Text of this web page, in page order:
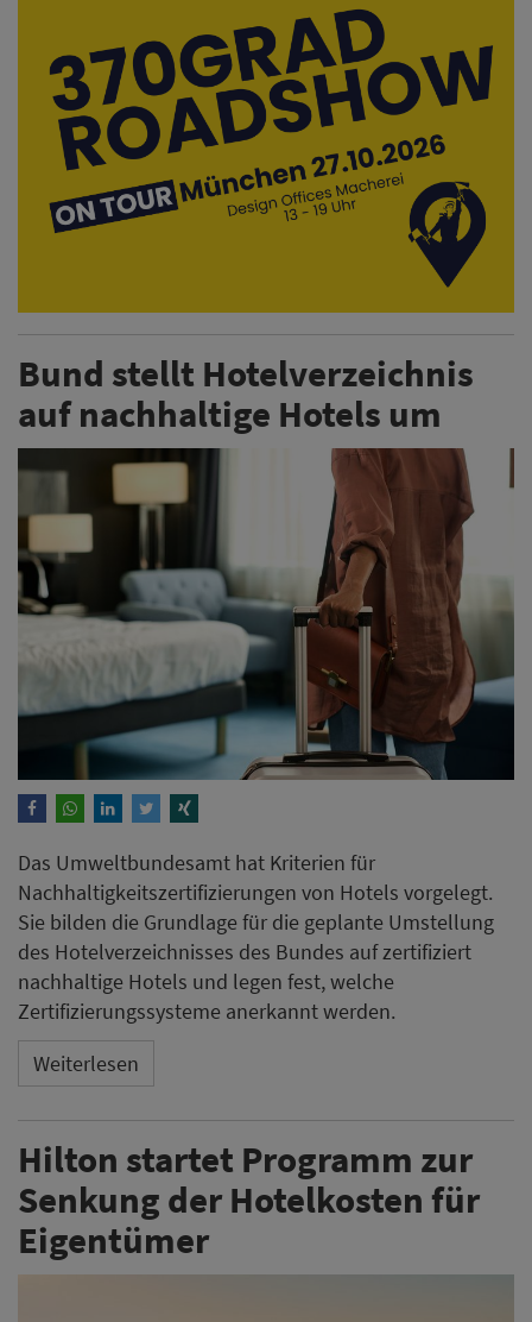
Bund stellt Hotelverzeichnis
auf nachhaltige Hotels um
Das Umweltbundesamt hat Kriterien für
Nachhaltigkeitszertifizierungen von Hotels vorgelegt.
Sie bilden die Grundlage für die geplante Umstellung
des Hotelverzeichnisses des Bundes auf zertifiziert
nachhaltige Hotels und legen fest, welche
Zertifizierungssysteme anerkannt werden.
Weiterlesen
Hilton startet Programm zur
Senkung der Hotelkosten für
Eigentümer